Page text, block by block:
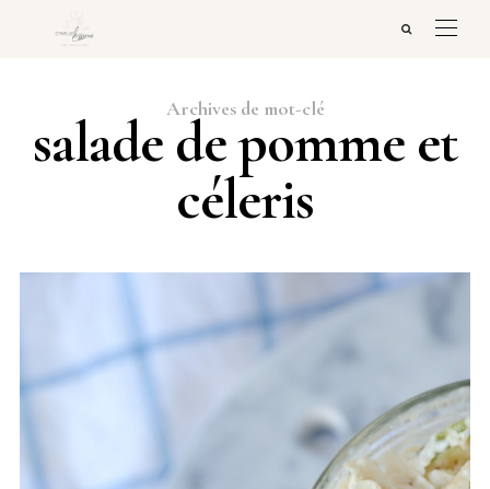
Archives de mot-clé
salade de pomme et
céleris